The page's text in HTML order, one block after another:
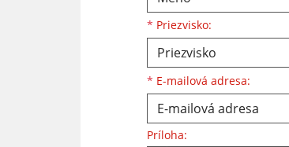
* Priezvisko:
* E-mailová adresa:
Príloha: